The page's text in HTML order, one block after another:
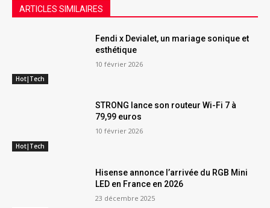
ARTICLES SIMILAIRES
Hot|Tech
Fendi x Devialet, un mariage sonique et
esthétique
10 février 2026
Hot|Tech
STRONG lance son routeur Wi-Fi 7 à
79,99 euros
10 février 2026
Hisense annonce l’arrivée du RGB Mini
LED en France en 2026
23 décembre 2025